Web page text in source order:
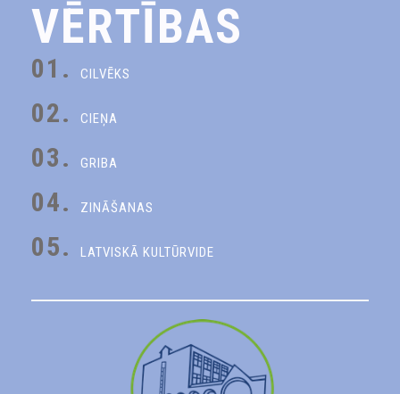
VĒRTĪBAS
01. CILVĒKS
02. CIEŅA
03. GRIBA
04. ZINĀŠANAS
05. LATVISKĀ KULTŪRVIDE